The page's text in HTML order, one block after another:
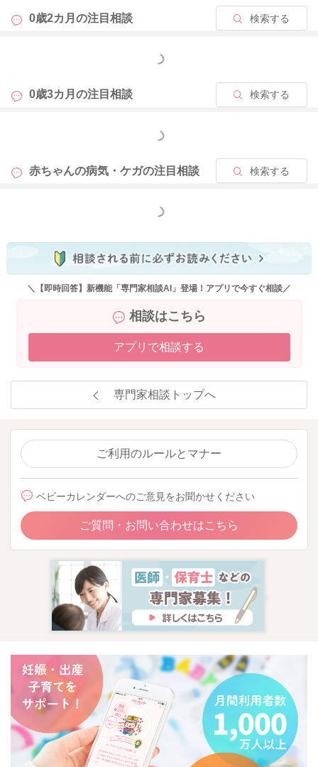
0歳2カ月の注目相談 検索する
もっと見る
0歳3カ月の注目相談 検索する
もっと見る
赤ちゃんの病気・ケガの注目相談 検索する
もっと見る
＼【即時回答】新機能「専門家相談AI」登場！アプリで今すぐ相談／
相談はこちら
アプリで相談する
専門家相談トップへ
ご利用のルールとマナー
ベビーカレンダーへのご意見をお聞かせください
ご質問・お問い合わせはこちら